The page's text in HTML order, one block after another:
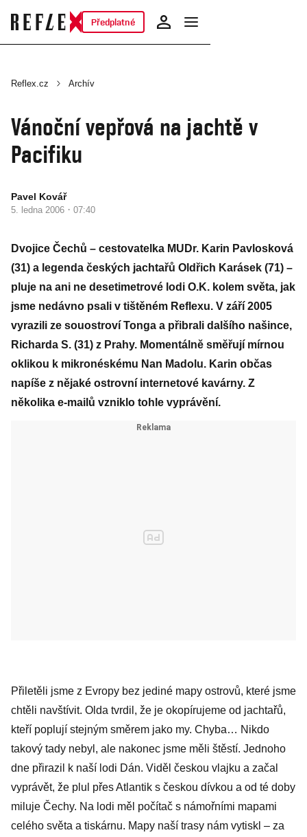
Předplatné
Reflex.cz Archív
Vánoční vepřová na jachtě v
Pacifiku
Pavel Kovář
5. ledna 2006 · 07:40
Dvojice Čechů – cestovatelka MUDr. Karin Pavlosková
(31) a legenda českých jachtařů Oldřich Karásek (71) –
pluje na ani ne desetimetrové lodi O.K. kolem světa, jak
jsme nedávno psali v tištěném Reflexu. V září 2005
vyrazili ze souostroví Tonga a přibrali dalšího našince,
Richarda S. (31) z Prahy. Momentálně směřují mírnou
oklikou k mikronéskému Nan Madolu. Karin občas
napíše z nějaké ostrovní internetové kavárny. Z
několika e-mailů vzniklo tohle vyprávění.
Přiletěli jsme z Evropy bez jediné mapy ostrovů, které jsme
chtěli navštívit. Olda tvrdil, že je okopírujeme od jachtařů,
kteří poplují stejným směrem jako my. Chyba… Nikdo
takový tady nebyl, ale nakonec jsme měli štěstí. Jednoho
dne přirazil k naší lodi Dán. Viděl českou vlajku a začal
vyprávět, že plul přes Atlantik s českou dívkou a od té doby
miluje Čechy. Na lodi měl počítač s námořními mapami
celého světa a tiskárnu. Mapy naší trasy nám vytiskl – za